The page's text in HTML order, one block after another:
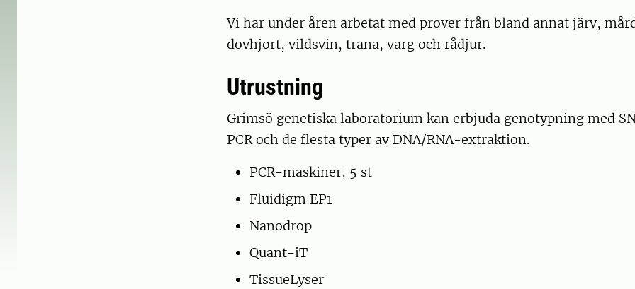
Vi har under åren arbetat med prover från bland annat järv,
dovhjort, vildsvin, trana, varg och rådjur.
Utrustning
Grimsö genetiska laboratorium kan erbjuda genotypning med
PCR och de flesta typer av DNA/RNA-extraktion.
PCR-maskiner, 5 st
Fluidigm EP1
Nanodrop
Quant-iT
TissueLyser